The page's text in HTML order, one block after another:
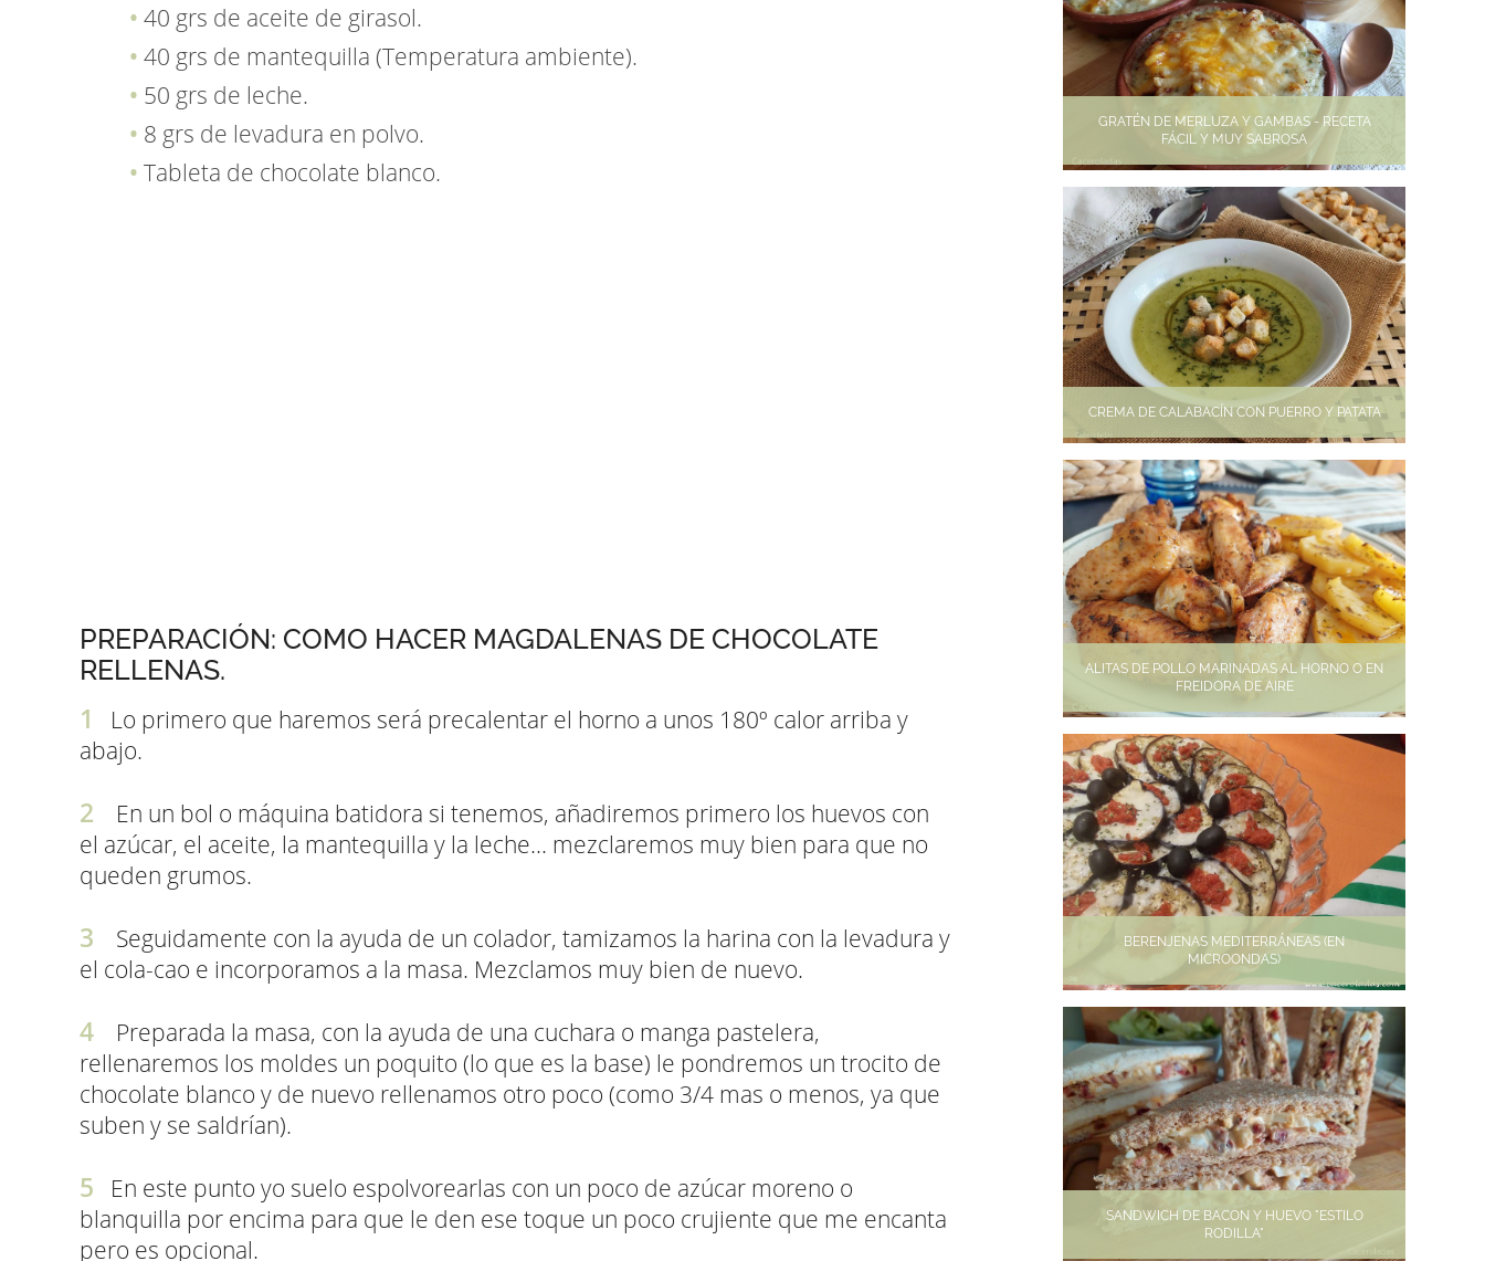
40 grs de aceite de girasol.
40 grs de mantequilla (Temperatura ambiente).
50 grs de leche.
8 grs de levadura en polvo.
Tableta de chocolate blanco.
PREPARACIÓN: COMO HACER MAGDALENAS DE CHOCOLATE
RELLENAS.
Lo primero que haremos será precalentar el horno a unos 180º calor arriba y
abajo.
En un bol o máquina batidora si tenemos, añadiremos primero los huevos con
el azúcar, el aceite, la mantequilla y la leche... mezclaremos muy bien para que no
queden grumos.
Seguidamente con la ayuda de un colador, tamizamos la harina con la levadura y
el cola-cao e incorporamos a la masa. Mezclamos muy bien de nuevo.
Preparada la masa, con la ayuda de una cuchara o manga pastelera,
rellenaremos los moldes un poquito (lo que es la base) le pondremos un trocito de
chocolate blanco y de nuevo rellenamos otro poco (como 3/4 mas o menos, ya que
suben y se saldrían).
En este punto yo suelo espolvorearlas con un poco de azúcar moreno o
blanquilla por encima para que le den ese toque un poco crujiente que me encanta
pero es opcional.
GRATÉN DE MERLUZA Y GAMBAS - RECETA
FÁCIL Y MUY SABROSA
CREMA DE CALABACÍN CON PUERRO Y PATATA
ALITAS DE POLLO MARINADAS AL HORNO O EN
FREIDORA DE AIRE
BERENJENAS MEDITERRÁNEAS (EN
MICROONDAS)
SANDWICH DE BACON Y HUEVO "ESTILO
RODILLA"